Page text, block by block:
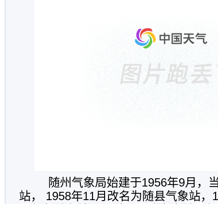
随州气象局始建于1956年9月，
站， 1958年11月改名为随县气象站，